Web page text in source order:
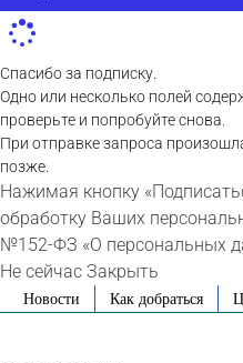
Спасибо за подписку.
Одно или несколько полей
проверьте и попробуйте снова.
При отправке запроса
позже.
Нажимая кнопку
обработку Ваших
№152-ФЗ «О персональных
Не сейчас Закрыть
SkipНовости Как добраться